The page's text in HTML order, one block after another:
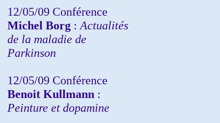
12/05/09 Conférence
Michel Borg : Actualités
de la maladie de
Parkinson
12/05/09 Conférence
Benoit Kullmann :
Peinture et dopamine